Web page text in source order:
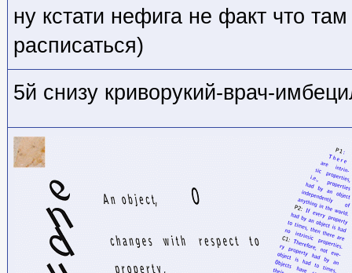
ну кстати нефига не факт что
расписаться)
5й снизу криворукий-врач-